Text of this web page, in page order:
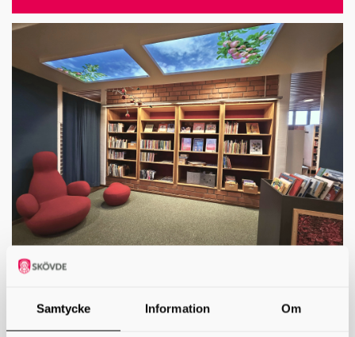
Samtycke Information Om
Äppelrummet
För dig med funktionsnedsättning